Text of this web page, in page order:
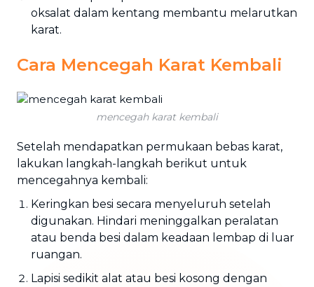
oksalat dalam kentang membantu melarutkan
karat.
Cara Mencegah Karat Kembali
mencegah karat kembali
Setelah mendapatkan permukaan bebas karat,
lakukan langkah-langkah berikut untuk
mencegahnya kembali:
Keringkan besi secara menyeluruh setelah
digunakan. Hindari meninggalkan peralatan
atau benda besi dalam keadaan lembap di luar
ruangan.
Lapisi sedikit alat atau besi kosong dengan